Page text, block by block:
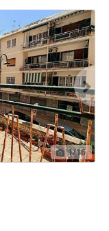
1/16